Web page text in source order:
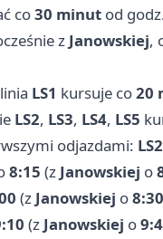
co30 minut od
z Janowskiej,
LS1 kursuje co20
LS2, LS3, LS4, LS5
odjazdami: LS2
8:15 (z Janowskiej o
(z Janowskiej o8:30
(z Janowskiej o